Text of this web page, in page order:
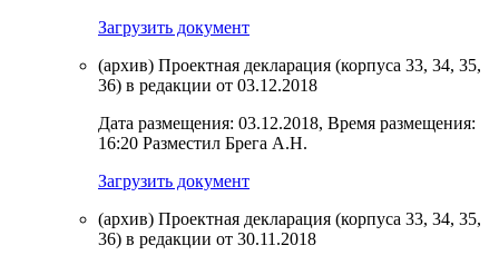
Загрузить документ
(архив) Проектная декларация (корпуса 33, 34, 35,
36) в редакции от 03.12.2018
Дата размещения: 03.12.2018, Время размещения:
16:20 Разместил Брега А.Н.
Загрузить документ
(архив) Проектная декларация (корпуса 33, 34, 35,
36) в редакции от 30.11.2018